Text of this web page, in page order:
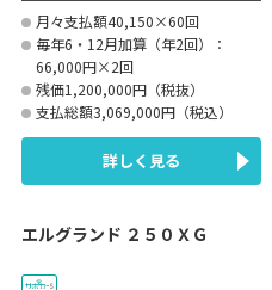
月々支払額40,150×60回
毎年6・12月加算（年2回）：
66,000円×2回
残価1,200,000円（税抜）
支払総額3,069,000円（税込）
詳しく見る
エルグランド ２５０ＸＧ